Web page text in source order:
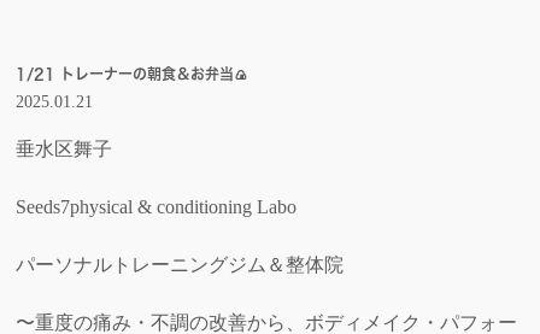
1/21 トレーナーの朝食＆お弁当🍙
2025.01.21
垂水区舞子
Seeds7physical & conditioning Labo
パーソナルトレーニングジム＆整体院
〜重度の痛み・不調の改善から、ボディメイク・パフォー